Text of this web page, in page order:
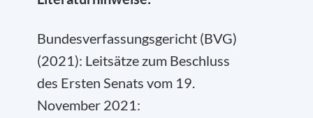
Bundesverfassungsgericht (BVG)
(2021): Leitsätze zum Beschluss
des Ersten Senats vom 19.
November 2021: